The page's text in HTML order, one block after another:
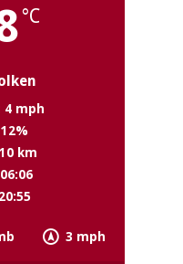
°C
3 mph
4 mph
12%
10 km
06:06
20:55